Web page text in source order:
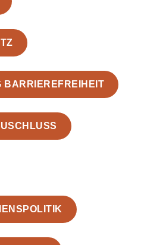
BARRIEREFREIHEIT